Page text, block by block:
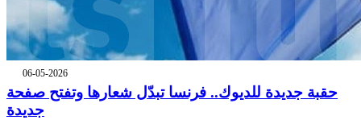
06-05-2026
حقبة جديدة للديوك.. فرنسا تبدّل شعارها وتفتح صفحة
جديدة